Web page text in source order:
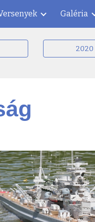
Galéria
2020